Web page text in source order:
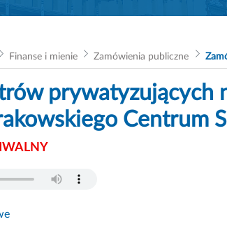
Finanse i mienie Zamówienia publiczne
prywatyzujących
Centrum